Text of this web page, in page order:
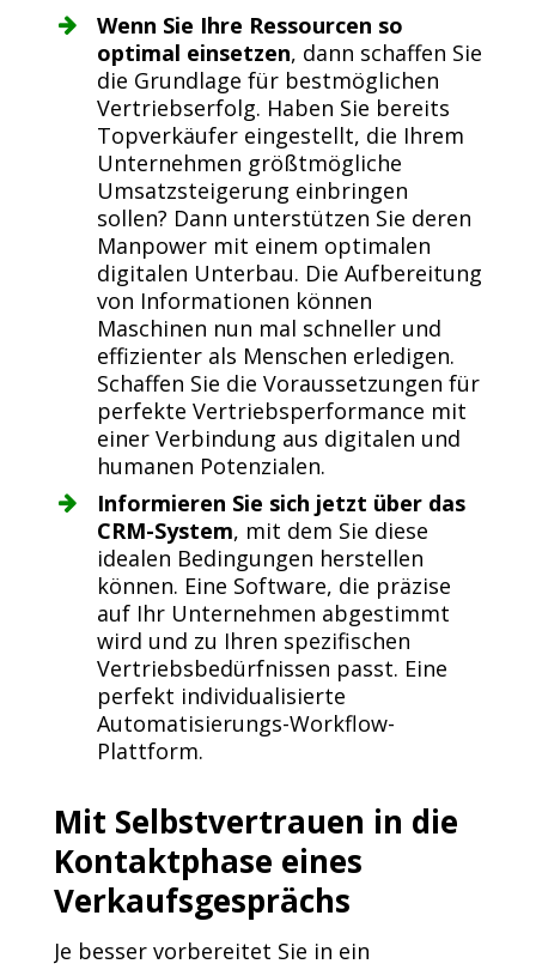
Wenn Sie Ihre Ressourcen so
optimal einsetzen, dann schaffen Sie
die Grundlage für bestmöglichen
Vertriebserfolg. Haben Sie bereits
Topverkäufer eingestellt, die Ihrem
Unternehmen größtmögliche
Umsatzsteigerung einbringen
sollen? Dann unterstützen Sie deren
Manpower mit einem optimalen
digitalen Unterbau. Die Aufbereitung
von Informationen können
Maschinen nun mal schneller und
effizienter als Menschen erledigen.
Schaffen Sie die Voraussetzungen für
perfekte Vertriebsperformance mit
einer Verbindung aus digitalen und
humanen Potenzialen.
Informieren Sie sich jetzt über das
CRM-System, mit dem Sie diese
idealen Bedingungen herstellen
können. Eine Software, die präzise
auf Ihr Unternehmen abgestimmt
wird und zu Ihren spezifischen
Vertriebsbedürfnissen passt. Eine
perfekt individualisierte
Automatisierungs-Workflow-
Plattform.
Mit Selbstvertrauen in die
Kontaktphase eines
Verkaufsgesprächs
Je besser vorbereitet Sie in ein